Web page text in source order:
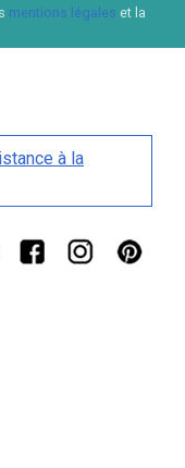
mentions légales et la
à la